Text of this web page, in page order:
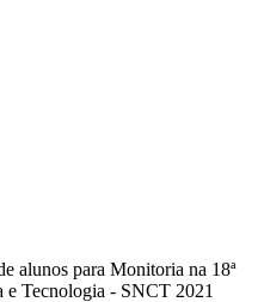
alunos para Monitoria na 18ª
e Tecnologia - SNCT 2021